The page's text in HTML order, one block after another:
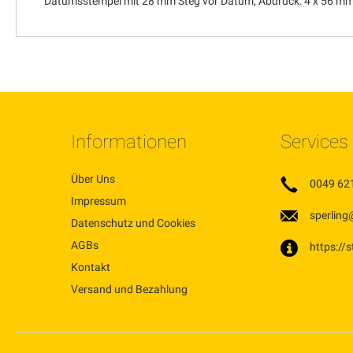
Informationen
Über Uns
Impressum
Datenschutz und Cookies
AGBs
Kontakt
Versand und Bezahlung
Services
0049
https://